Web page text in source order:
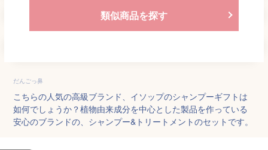
類似商品を探す
だんごっ鼻
こちらの人気の高級ブランド、イソップのシャンプーギフトは
如何でしょうか？植物由来成分を中心とした製品を作っている
安心のブランドの、シャンプー&トリートメントのセットです。